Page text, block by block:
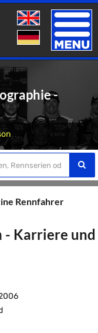
Toggle
-
Rennfahrer
- Karriere und